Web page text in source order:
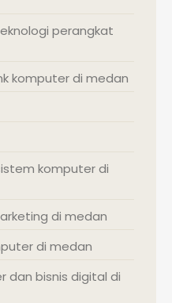
perangkat
komputer di medan
komputer di
di medan
di medan
dan bisnis digital di